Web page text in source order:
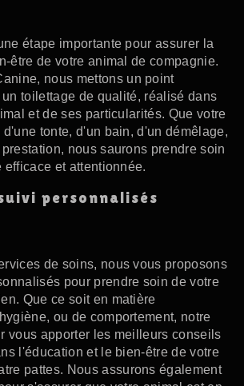
étape importante pour assurer la
être de votre animal de compagnie.
nous mettons un point
toilettage de qualité, réalisé dans
et de ses particularités. Que votre
tonte, d'un bain, d'un démêlage,
nous saurons prendre soin
et attentionnée.
personnalisés
de soins, nous vous proposons
pour prendre soin de votre
Que ce soit en matière
ou de comportement, notre
vous apporter les meilleurs conseils
l'éducation et le bien-être de votre
pattes. Nous assurons également